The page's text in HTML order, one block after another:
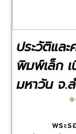
ประวัติแล
พิมพ์เล็ก
มหาวัน จ.
พระรอด พิ